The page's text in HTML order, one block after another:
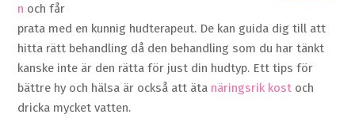
n och får
prata med en kunnig hudterapeut. De kan guida dig till att
hitta rätt behandling då den behandling som du har tänkt
kanske inte är den rätta för just din hudtyp. Ett tips för
bättre hy och hälsa är också att äta näringsrik kost och
dricka mycket vatten.